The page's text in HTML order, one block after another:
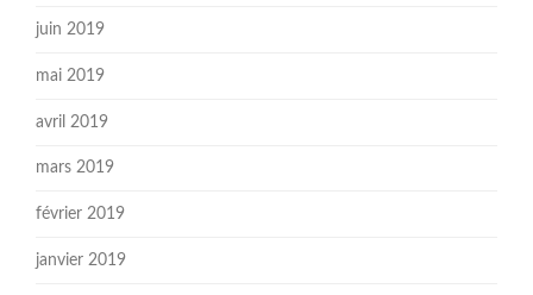
juin 2019
mai 2019
avril 2019
mars 2019
février 2019
janvier 2019